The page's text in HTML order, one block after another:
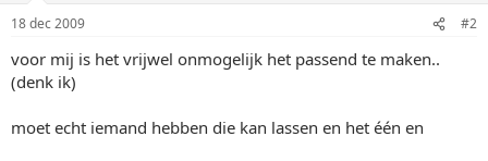
18 dec 2009 #2
voor mij is het vrijwel onmogelijk het passend te maken..
(denk ik)
moet echt iemand hebben die kan lassen en het één en